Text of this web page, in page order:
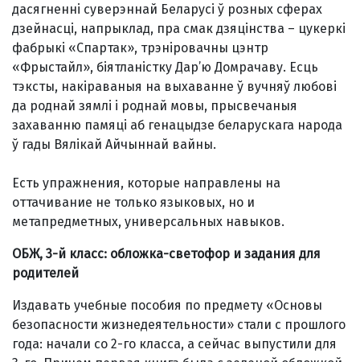
дасягненні суверэннай Беларусі ў розных сферах
дзейнасці, напрыклад, пра смак дзяцінства – цукеркі
фабрыкі «Спартак», трэніровачны цэнтр
«Фрыстайл», біятланістку Дар’ю Домрачаву. Есць
тэксты, накіраваныя на выхаванне ў вучняў любові
да роднай зямлі і роднай мовы, прысвечаныя
захаванню памяці аб генацыдзе беларускага народа
ў гады Вялікай Айчыннай вайны.
Есть упражнения, которые направлены на
оттачивание не только языковых, но и
метапредметных, универсальных навыков.
ОБЖ, 3-й класс: обложка-светофор и задания для
родителей
Издавать учебные пособия по предмету «Основы
безопасности жизнедеятель­ности» стали с прошлого
года: начали со 2-го класса, а сейчас выпустили для